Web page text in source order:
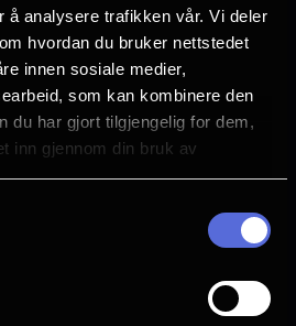
å analysere trafikken vår. Vi deler
hvordan du bruker nettstedet
innen sosiale medier,
som kan kombinere den
du har gjort tilgjengelig for dem,
inn gjennom din bruk av